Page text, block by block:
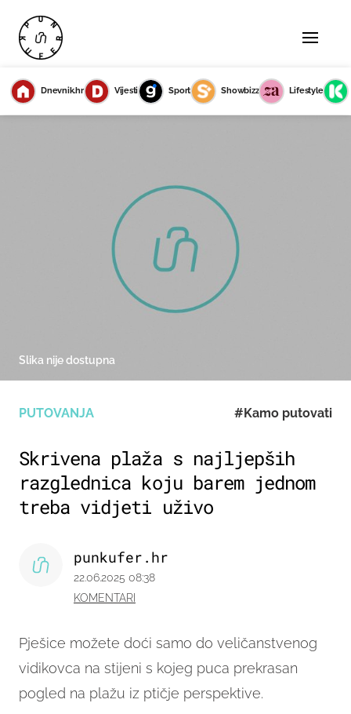
Dnevnik.hr Vijesti Sport Showbizz Lifestyle
PUTOVANJA #Kamo putovati
Skrivena plaža s najljepših
razglednica koju barem jednom
treba vidjeti uživo
Pješice možete doći samo do veličanstvenog
vidikovca na stijeni s kojeg puca prekrasan
pogled na plažu iz ptičje perspektive.
punkufer.hr
22.06.2025 08:38
KOMENTARI
Slika nije dostupna